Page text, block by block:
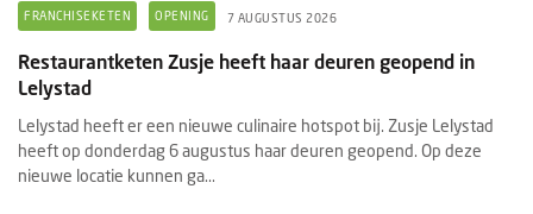
FRANCHISEKETEN OPENING 7 AUGUSTUS 2026
Restaurantketen Zusje heeft haar deuren geopend in
Lelystad
Lelystad heeft er een nieuwe culinaire hotspot bij. Zusje Lelystad
heeft op donderdag 6 augustus haar deuren geopend. Op deze
nieuwe locatie kunnen ga...